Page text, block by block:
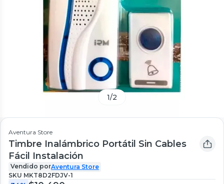
1/2
Aventura Store
Timbre Inalámbrico Portátil Sin Cables
Fácil Instalación
Vendido porAventura Store
SKU MKT8D2FDJV-1